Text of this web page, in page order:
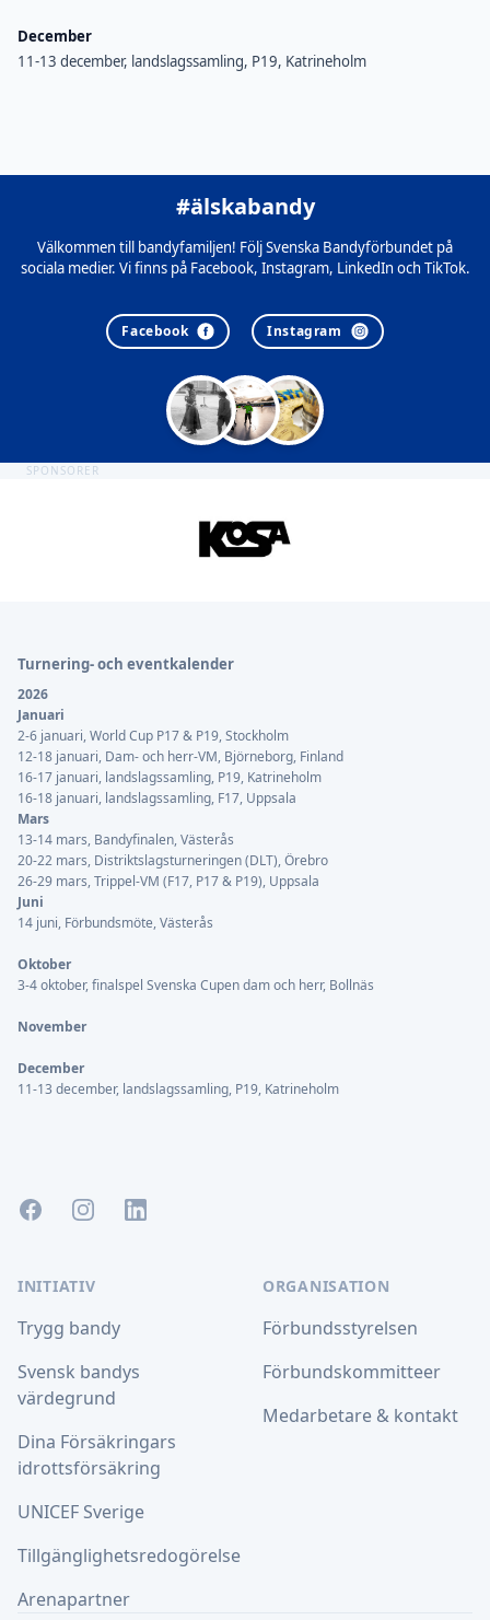
December
11-13 december, landslagssamling, P19, Katrineholm
#älskabandy
Välkommen till bandyfamiljen! Följ Svenska Bandyförbundet på
sociala medier. Vi finns på Facebook, Instagram, LinkedIn och TikTok.
Facebook Instagram
SPONSORER
Turnering- och eventkalender
2026
Januari
2-6 januari, World Cup P17 & P19, Stockholm
12-18 januari, Dam- och herr-VM, Björneborg, Finland
16-17 januari, landslagssamling, P19, Katrineholm
16-18 januari, landslagssamling, F17, Uppsala
Mars
13-14 mars, Bandyfinalen, Västerås
20-22 mars, Distriktslagsturneringen (DLT), Örebro
26-29 mars, Trippel-VM (F17, P17 & P19), Uppsala
Juni
14 juni, Förbundsmöte, Västerås
Oktober
3-4 oktober, finalspel Svenska Cupen dam och herr, Bollnäs
November
December
11-13 december, landslagssamling, P19, Katrineholm
FacebookInstagramLinkedIn
INITIATIV
Trygg bandy
Svensk bandys
värdegrund
Dina Försäkringars
idrottsförsäkring
UNICEF Sverige
Tillgänglighetsredogörelse
Arenapartner
ORGANISATION
Förbundsstyrelsen
Förbundskommitteer
Medarbetare & kontakt